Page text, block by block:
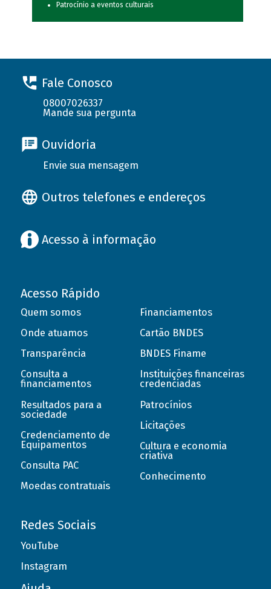
Patrocínio a eventos culturais
Fale Conosco
08007026337
Mande sua pergunta
Ouvidoria
Envie sua mensagem
Outros telefones e endereços
Acesso à informação
Acesso Rápido
Quem somos
Onde atuamos
Transparência
Consulta a
financiamentos
Resultados para a
sociedade
Credenciamento de
Equipamentos
Consulta PAC
Moedas contratuais
Financiamentos
Cartão BNDES
BNDES Finame
Instituições financeiras
credenciadas
Patrocínios
Licitações
Cultura e economia
criativa
Conhecimento
Redes Sociais
YouTube
Instagram